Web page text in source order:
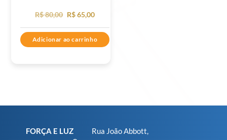
R$80,00 O
preço
original
R$65,00O
preço
atual
Adicionar ao carrinho
FORÇA E LUZ
Rua João Abbott,